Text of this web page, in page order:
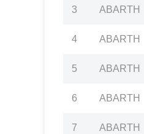
3 ABARTH
4 ABARTH
5 ABARTH
6 ABARTH
7 ABARTH